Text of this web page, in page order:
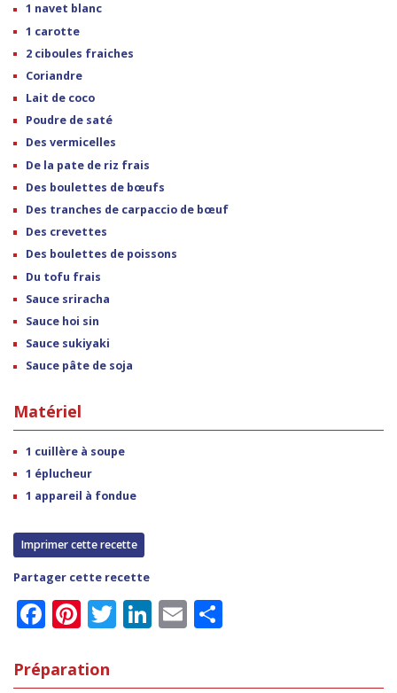
1 navet blanc
1 carotte
2 ciboules fraiches
Coriandre
Lait de coco
Poudre de saté
Des vermicelles
De la pate de riz frais
Des boulettes de bœufs
Des tranches de carpaccio de bœuf
Des crevettes
Des boulettes de poissons
Du tofu frais
Sauce sriracha
Sauce hoi sin
Sauce sukiyaki
Sauce pâte de soja
Matériel
1 cuillère à soupe
1 éplucheur
1 appareil à fondue
Imprimer cette recette
Partager cette recette
Facebook
Pinterest
Twitter
LinkedIn
Email
Préparation